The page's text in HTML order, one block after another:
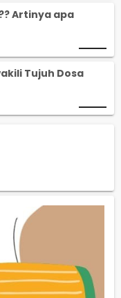
Artinya apa
Tujuh Dosa